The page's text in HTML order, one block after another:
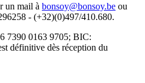
un mail à bonsoy@bonsoy.be ou
- (+32)(0)497/410.680.
7390 0163 9705; BIC:
définitive dès réception du